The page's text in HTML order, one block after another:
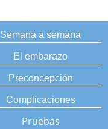
Semana a semana
El embarazo
Preconcepción
Complicaciones
Pruebas